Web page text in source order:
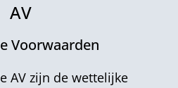
AV
Voorwaarden
AV zijn de wettelijke